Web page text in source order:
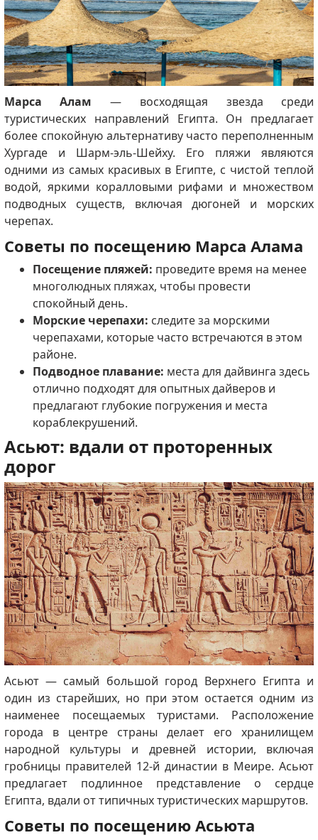
Марса Алам — восходящая звезда среди
туристических направлений Египта. Он предлагает
более спокойную альтернативу часто переполненным
Хургаде и Шарм-эль-Шейху. Его пляжи являются
одними из самых красивых в Египте, с чистой теплой
водой, яркими коралловыми рифами и множеством
подводных существ, включая дюгоней и морских
черепах.
Советы по посещению Марса Алама
Посещение пляжей: проведите время на менее
многолюдных пляжах, чтобы провести
спокойный день.
Морские черепахи: следите за морскими
черепахами, которые часто встречаются в этом
районе.
Подводное плавание: места для дайвинга здесь
отлично подходят для опытных дайверов и
предлагают глубокие погружения и места
кораблекрушений.
Асьют: вдали от проторенных
дорог
Асьют — самый большой город Верхнего Египта и
один из старейших, но при этом остается одним из
наименее посещаемых туристами. Расположение
города в центре страны делает его хранилищем
народной культуры и древней истории, включая
гробницы правителей 12-й династии в Меире. Асьют
предлагает подлинное представление о сердце
Египта, вдали от типичных туристических маршрутов.
Советы по посещению Асьюта